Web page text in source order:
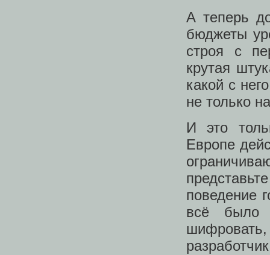
А теперь
бюджеты
строя с
крутая
какой с
не только
И это
Европе
поведение
всё было